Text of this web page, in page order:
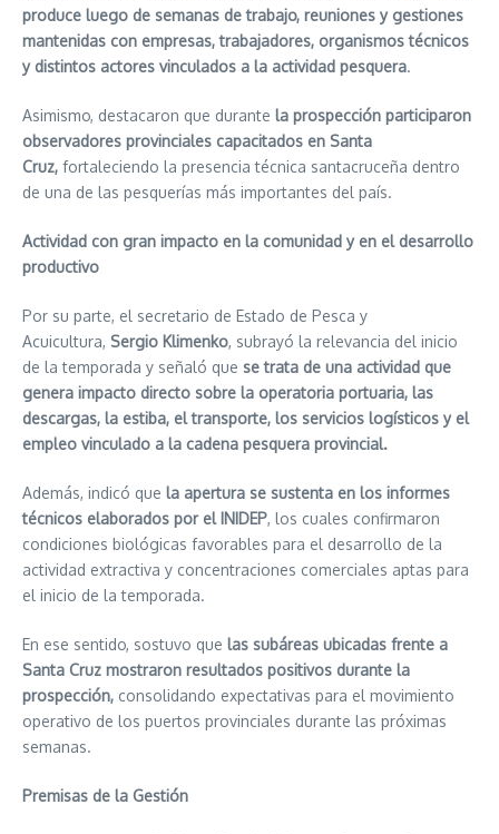
produce luego de semanas de trabajo, reuniones y gestiones
mantenidas con empresas, trabajadores, organismos técnicos
y distintos actores vinculados a la actividad pesquera.
Asimismo, destacaron que durante la prospección participaron
observadores provinciales capacitados en Santa
Cruz, fortaleciendo la presencia técnica santacruceña dentro
de una de las pesquerías más importantes del país.
Actividad con gran impacto en la comunidad y en el desarrollo
productivo
Por su parte, el secretario de Estado de Pesca y
Acuicultura, Sergio Klimenko, subrayó la relevancia del inicio
de la temporada y señaló que se trata de una actividad que
genera impacto directo sobre la operatoria portuaria, las
descargas, la estiba, el transporte, los servicios logísticos y el
empleo vinculado a la cadena pesquera provincial.
Además, indicó que la apertura se sustenta en los informes
técnicos elaborados por el INIDEP, los cuales confirmaron
condiciones biológicas favorables para el desarrollo de la
actividad extractiva y concentraciones comerciales aptas para
el inicio de la temporada.
En ese sentido, sostuvo que las subáreas ubicadas frente a
Santa Cruz mostraron resultados positivos durante la
prospección, consolidando expectativas para el movimiento
operativo de los puertos provinciales durante las próximas
semanas.
Premisas de la Gestión